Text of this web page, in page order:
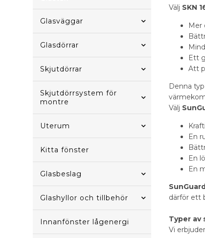
Glasväggar
Glasdörrar
Skjutdörrar
Skjutdörrsystem för
montre
Uterum
Kitta fönster
Glasbeslag
Glashyllor och tillbehör
Innanfönster lågenergi
Välj SKN
Mer
Ett
Att
Denna
Välj
En
En
En
därför ett
Typer av
Vi